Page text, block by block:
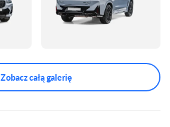
Zobacz całą galerię